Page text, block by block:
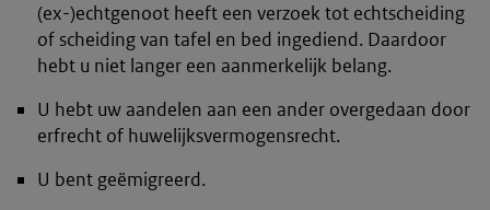
(ex-)echtgenoot heeft een verzoek tot echtscheiding
of scheiding van tafel en bed ingediend. Daardoor
hebt u niet langer een aanmerkelijk belang.
U hebt uw aandelen aan een ander overgedaan door
erfrecht of huwelijksvermogensrecht.
U bent geëmigreerd.